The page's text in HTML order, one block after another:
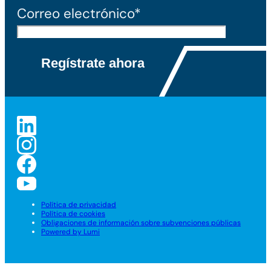
Correo electrónico*
Política de privacidad
Política de cookies
Obligaciones de información sobre subvenciones públicas
Powered by Lumi